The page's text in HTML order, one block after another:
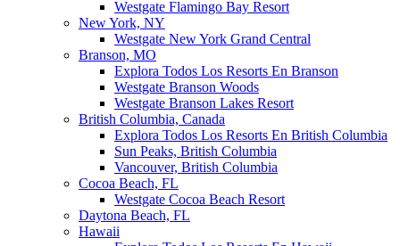
Westgate Flamingo Bay Resort
New York, NY
Westgate New York Grand Central
Branson, MO
Explora Todos Los Resorts En Branson
Westgate Branson Woods
Westgate Branson Lakes Resort
British Columbia, Canada
Explora Todos Los Resorts En British Columbia
Sun Peaks, British Columbia
Vancouver, British Columbia
Cocoa Beach, FL
Westgate Cocoa Beach Resort
Daytona Beach, FL
Hawaii